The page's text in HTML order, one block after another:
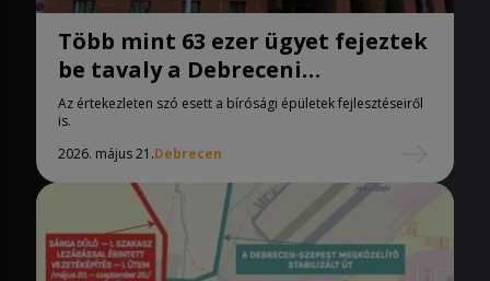
Több mint 63 ezer ügyet fejeztek
be tavaly a Debreceni
Törvényszéken
Az értekezleten szó esett a bírósági épületek fejlesztéseiről
is.
2026. május 21.Debrecen